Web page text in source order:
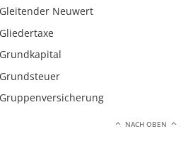
Gleitender Neuwert
Gliedertaxe
Grundkapital
Grundsteuer
Gruppenversicherung
NACH OBEN